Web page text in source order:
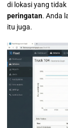
di lokasi yang
peringatan. Anda
itu juga.